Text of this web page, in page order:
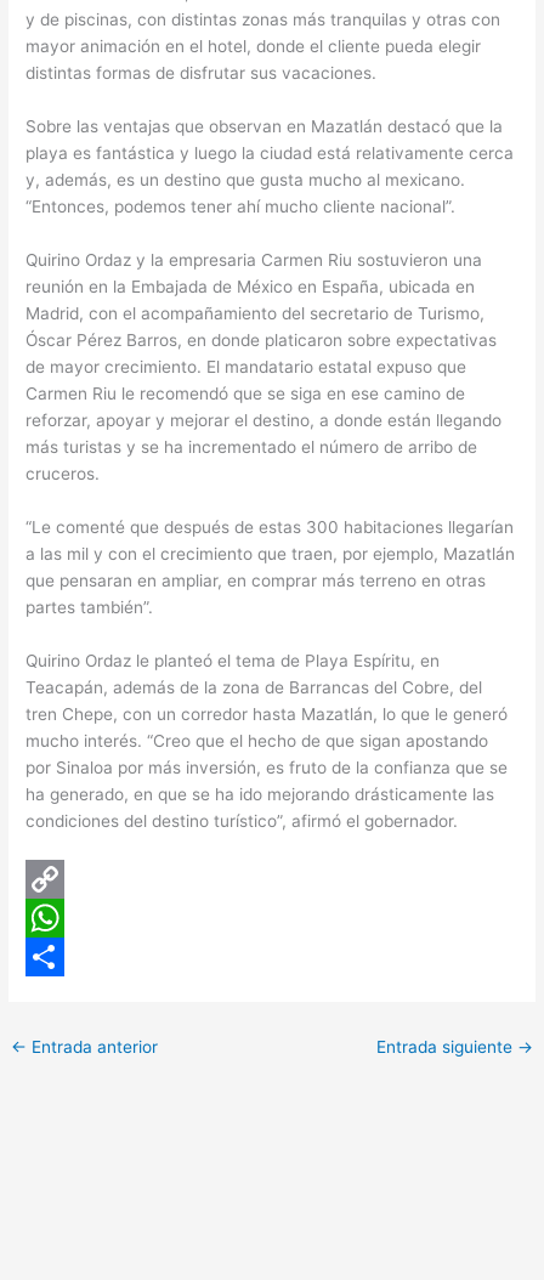
y de piscinas, con distintas zonas más tranquilas y otras con
mayor animación en el hotel, donde el cliente pueda elegir
distintas formas de disfrutar sus vacaciones.
Sobre las ventajas que observan en Mazatlán destacó que la
playa es fantástica y luego la ciudad está relativamente cerca
y, además, es un destino que gusta mucho al mexicano.
“Entonces, podemos tener ahí mucho cliente nacional”.
Quirino Ordaz y la empresaria Carmen Riu sostuvieron una
reunión en la Embajada de México en España, ubicada en
Madrid, con el acompañamiento del secretario de Turismo,
Óscar Pérez Barros, en donde platicaron sobre expectativas
de mayor crecimiento. El mandatario estatal expuso que
Carmen Riu le recomendó que se siga en ese camino de
reforzar, apoyar y mejorar el destino, a donde están llegando
más turistas y se ha incrementado el número de arribo de
cruceros.
“Le comenté que después de estas 300 habitaciones llegarían
a las mil y con el crecimiento que traen, por ejemplo, Mazatlán
que pensaran en ampliar, en comprar más terreno en otras
partes también”.
Quirino Ordaz le planteó el tema de Playa Espíritu, en
Teacapán, además de la zona de Barrancas del Cobre, del
tren Chepe, con un corredor hasta Mazatlán, lo que le generó
mucho interés. “Creo que el hecho de que sigan apostando
por Sinaloa por más inversión, es fruto de la confianza que se
ha generado, en que se ha ido mejorando drásticamente las
condiciones del destino turístico”, afirmó el gobernador.
C
oW
← Entrada anterior Entrada siguiente →